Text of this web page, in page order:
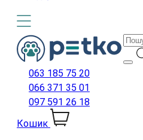
063 185 75 20
066 371 35 01
097 591 26 18
Кошик